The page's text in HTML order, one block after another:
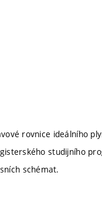
rovnice ideálního
studijního
schémat.